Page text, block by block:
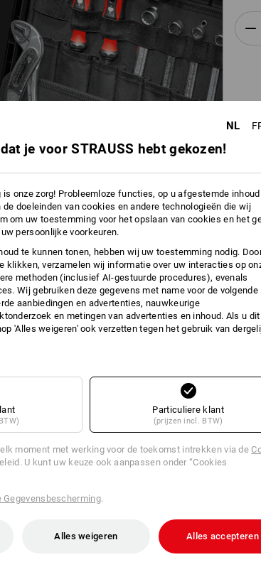
Deksel-gereedschapspaneel met
uitneembaar
voorkant en 7 verschillende
STRAUSSbox 118 midi
STRAUSSbox 145 midi
NL
je voor STRAUSS hebt gekozen!
onze zorg! Probleemloze functies, op u afgestemde inhoud
doeleinden van cookies en andere technologieën die wij
om uw toestemming voor het opslaan van cookies en het
persoonlijke voorkeuren.
te kunnen tonen, hebben wij uw toestemming nodig.
klikken, verzamelen wij informatie over uw interacties op
methoden (inclusief AI-gestuurde procedures), evenals
Wij gebruiken deze gegevens met name voor de volgende
aanbiedingen en advertenties, nauwkeurige
en metingen van advertenties en inhoud. Als u
'Alles weigeren' ook verzetten tegen het gebruik van
Particuliere klant
(prijzen incl. BTW)
moment met werking voor de toekomst intrekken via de
U kunt uw keuze ook aanpassen onder “Cookies
Gegevensbescherming.
Alles weigeren Alles accepteren